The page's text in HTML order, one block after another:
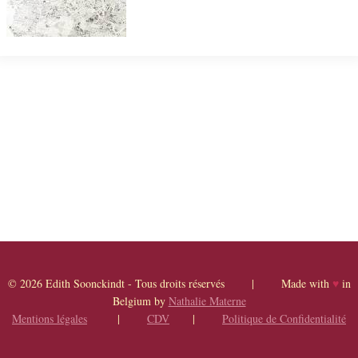
© 2026 Edith Soonckindt - Tous droits réservés | Made with ♥in
Belgium by Nathalie Materne
Mentions légales | CDV | Politique de Confidentialité